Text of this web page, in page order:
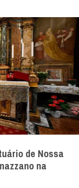
de Nossa
na